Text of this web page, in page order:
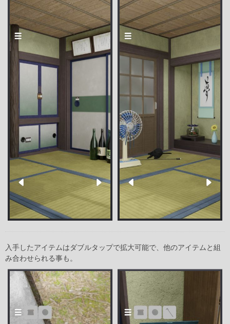
入手したアイテムはダブルタップで拡大可能で、他のアイテムと組
み合わせられる事も。